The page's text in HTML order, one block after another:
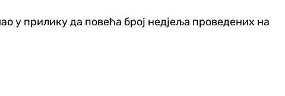
у прилику да повећа број недјеља проведених на